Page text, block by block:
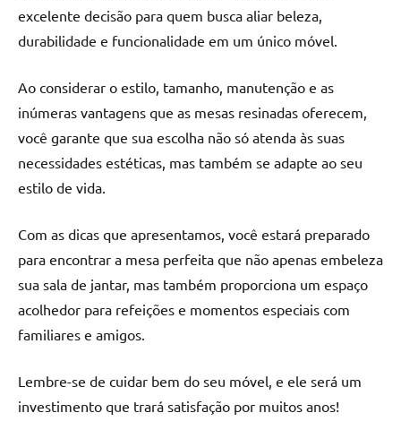
excelente decisão para quem busca aliar beleza,
durabilidade e funcionalidade em um único móvel.
Ao considerar o estilo, tamanho, manutenção e as
inúmeras vantagens que as mesas resinadas oferecem,
você garante que sua escolha não só atenda às suas
necessidades estéticas, mas também se adapte ao seu
estilo de vida.
Com as dicas que apresentamos, você estará preparado
para encontrar a mesa perfeita que não apenas embeleza
sua sala de jantar, mas também proporciona um espaço
acolhedor para refeições e momentos especiais com
familiares e amigos.
Lembre-se de cuidar bem do seu móvel, e ele será um
investimento que trará satisfação por muitos anos!